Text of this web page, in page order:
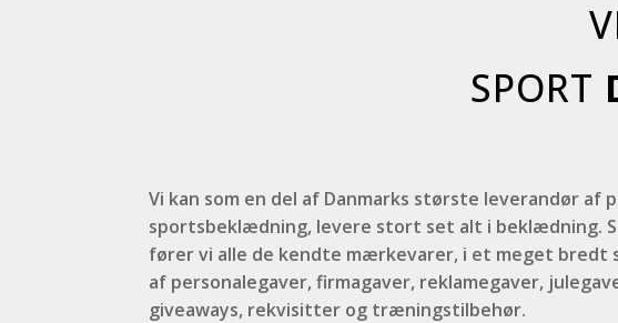
SPORT
Vi kan som en del af Danmarks største leverandør af
sportsbeklædning, levere stort set alt i beklædning.
fører vi alle de kendte mærkevarer, i et meget bredt
af personalegaver, firmagaver, reklamegaver,
giveaways, rekvisitter og træningstilbehør.